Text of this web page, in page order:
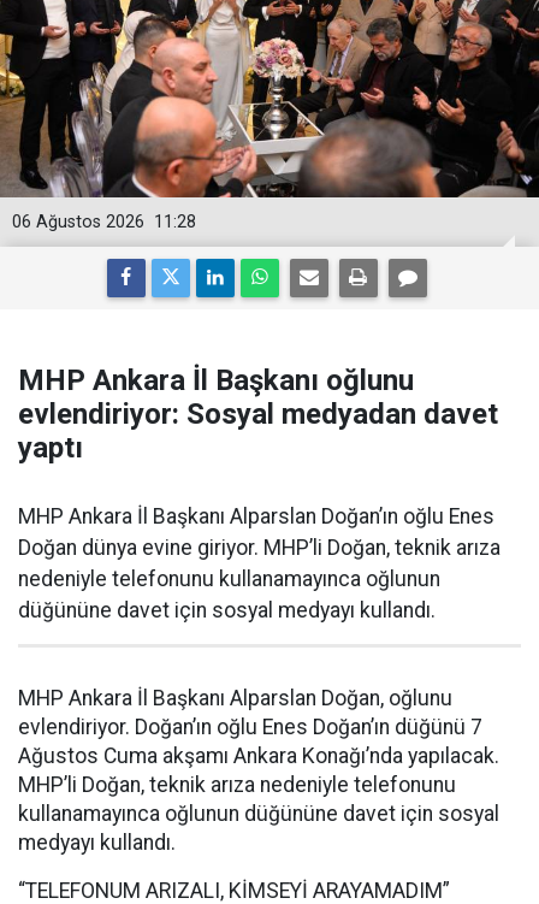
11:28
06 Ağustos 2026
MHP Ankara İl Başkanı oğlunu
evlendiriyor: Sosyal medyadan davet
yaptı
MHP Ankara İl Başkanı Alparslan Doğan’ın oğlu Enes
Doğan dünya evine giriyor. MHP’li Doğan, teknik arıza
nedeniyle telefonunu kullanamayınca oğlunun
düğününe davet için sosyal medyayı kullandı.
MHP Ankara İl Başkanı Alparslan Doğan, oğlunu
evlendiriyor. Doğan’ın oğlu Enes Doğan’ın düğünü 7
Ağustos Cuma akşamı Ankara Konağı’nda yapılacak.
MHP’li Doğan, teknik arıza nedeniyle telefonunu
kullanamayınca oğlunun düğününe davet için sosyal
medyayı kullandı.
“TELEFONUM ARIZALI, KİMSEYİ ARAYAMADIM”